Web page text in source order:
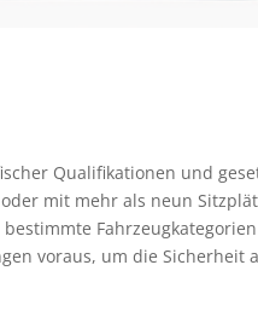
Qualifikationen und
mit mehr als neun
voraus, um die Sicherheit